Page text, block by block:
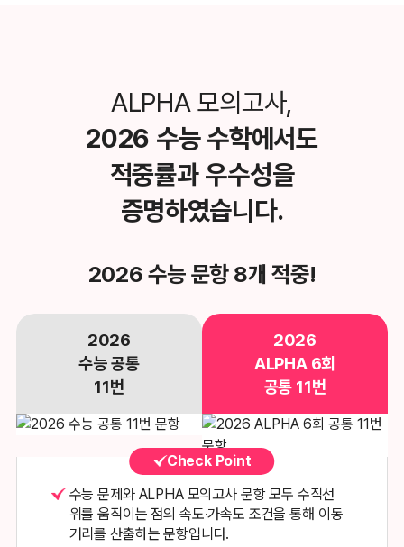
ALPHA 모의고사,
2026 수능 수학에서도
적중률과 우수성을
증명하였습니다.
2026 수능 문항 8개 적중!
2026
수능 공통
11번
2026
ALPHA 6회
공통 11번
Check Point
수능 문제와 ALPHA 모의고사 문항 모두 수직선
위를 움직이는 점의 속도·가속도 조건을 통해 이동
거리를 산출하는 문항입니다.